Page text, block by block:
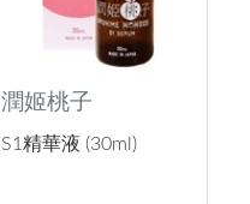
潤姬桃子
S1精華液 (30ml)